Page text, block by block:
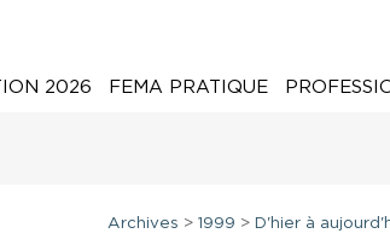
2026 FEMA PRATIQUE
Archives > 1999 > D'hier à